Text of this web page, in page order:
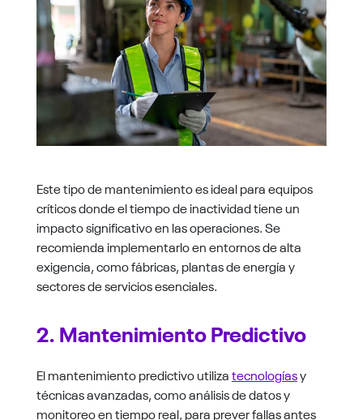
Este tipo de mantenimiento es ideal para equipos
críticos donde el tiempo de inactividad tiene un
impacto significativo en las operaciones. Se
recomienda implementarlo en entornos de alta
exigencia, como fábricas, plantas de energía y
sectores de servicios esenciales.
2. Mantenimiento Predictivo
El mantenimiento predictivo utilizatecnologíasy
técnicas avanzadas, como análisis de datos y
monitoreo en tiempo real, para prever fallas antes